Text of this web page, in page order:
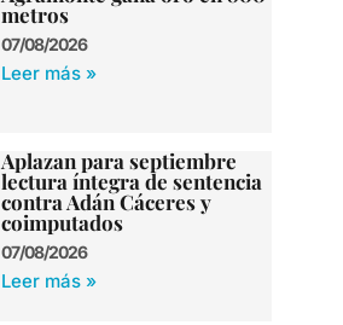
metros
07/08/2026
Leer más »
Aplazan para septiembre
lectura íntegra de sentencia
contra Adán Cáceres y
coimputados
07/08/2026
Leer más »